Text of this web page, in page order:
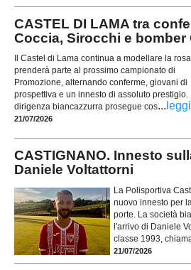
CASTEL DI LAMA tra
Coccia, Sirocchi e bomber
Il Castel di Lama continua a modellare la
prenderà parte al prossimo campionato di
Promozione, alternando conferme, giovani di
prospettiva e un innesto di assoluto prestigio.
dirigenza biancazzurra prosegue cos... leggi
21/07/2026
CASTIGNANO. Innesto
Daniele Voltattorni
La Polisportiva
nuovo innesto per
porte. La società
l'arrivo di Daniele
classe 1993,
21/07/2026